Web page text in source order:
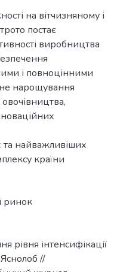
на вітчизняному і
постає
виробництва
і повноцінними
нарощування
та найважливіших
країни
ринок
рівня інтенсифікації
//